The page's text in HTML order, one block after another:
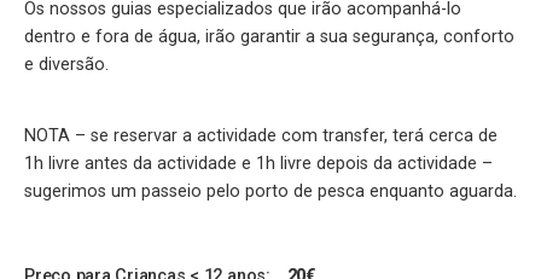
Os nossos guias especializados que irão acompanhá-lo
dentro e fora de água, irão garantir a sua segurança, conforto
e diversão.
NOTA – se reservar a actividade com transfer, terá cerca de
1h livre antes da actividade e 1h livre depois da actividade –
sugerimos um passeio pelo porto de pesca enquanto aguarda.